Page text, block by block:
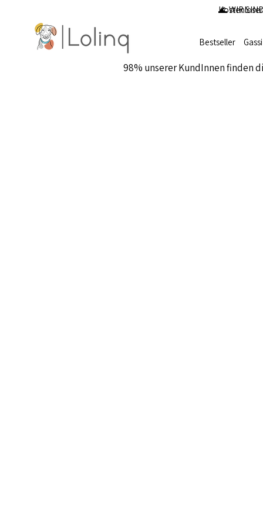
Bestseller
🌊 WIR
98% unserer KundInnen finden